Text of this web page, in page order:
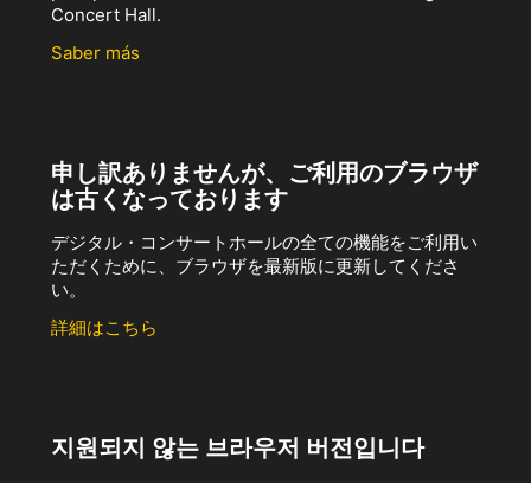
Concert Hall.
Saber más
申し訳ありませんが、ご利用のブラウザ
は古くなっております
デジタル・コンサートホールの全ての機能をご利用い
ただくために、ブラウザを最新版に更新してくださ
い。
詳細はこちら
지원되지 않는 브라우저 버전입니다